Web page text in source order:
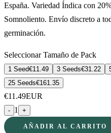
España. Variedad Índica con
Somnoliento. Envío discreto a
germinación.
Seleccionar Tamaño de Pack
1 Seed€11.49 3 Seeds€31.22
25 Seeds€161.35
€11.49EUR
- 1 +
AÑADIR AL CARRITO